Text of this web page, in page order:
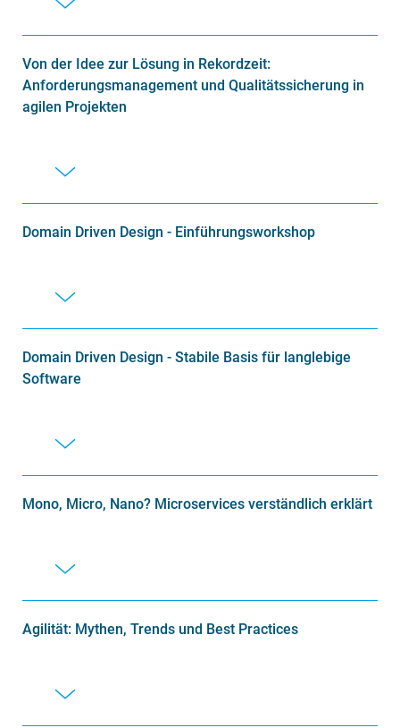
Von der Idee zur Lösung in Rekordzeit:
Anforderungsmanagement und Qualitätssicherung in
agilen Projekten
Domain Driven Design - Einführungsworkshop
Domain Driven Design - Stabile Basis für langlebige
Software
Mono, Micro, Nano? Microservices verständlich erklärt
Agilität: Mythen, Trends und Best Practices